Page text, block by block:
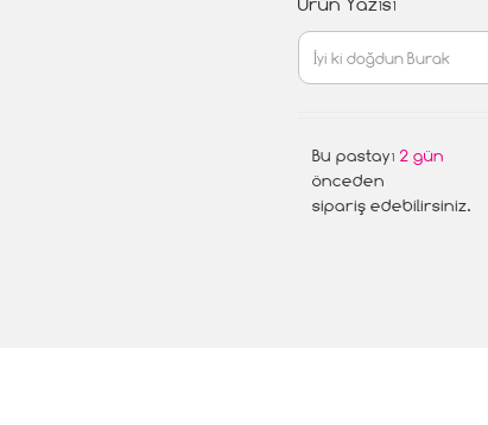
Bu pastayı 2 gün
önceden
sipariş edebilirsiniz.